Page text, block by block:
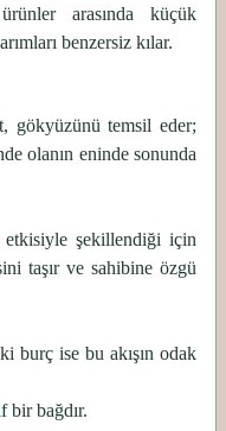
arasında küçük
benzersiz kılar.
gökyüzünü temsil eder;
olanın eninde sonunda
etkisiyle şekillendiği için
taşır ve sahibine özgü
burç ise bu akışın odak
bir bağdır.